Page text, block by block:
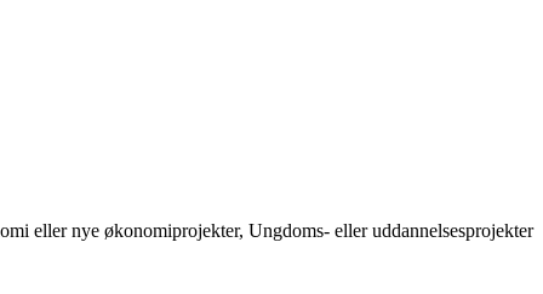
eller nye økonomiprojekter, Ungdoms- eller uddannelsesprojekter